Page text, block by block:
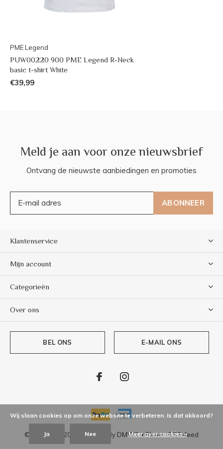
PME Legend
PUW00220 900 PME Legend R-Neck
basic t-shirt White
€39,99
Meld je aan voor onze nieuwsbrief
Ontvang de nieuwste aanbiedingen en promoties
ABONNEER
Klantenservice
Mijn account
Categorieën
Over ons
BEL ONS E-MAIL ONS
© Copyright 2026 - Theme By DMWSxPlus+-RSS-feed
Wij slaan cookies op om onze website te verbeteren. Is dat akkoord?
Ja Nee Meer over cookies »